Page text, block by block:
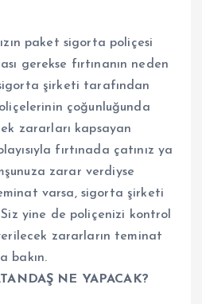
paket sigorta poliçesi
gerekse fırtınanın neden
şirketi tarafından
çoğunluğunda
zararları kapsayan
fırtınada çatınız ya
zarar verdiyse
varsa, sigorta şirketi
yine de poliçenizi kontrol
zararların teminat
bakın.
NE YAPACAK?